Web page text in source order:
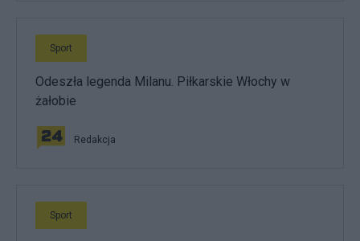
Sport
Odeszła legenda Milanu. Piłkarskie Włochy w
żałobie
Redakcja
Sport